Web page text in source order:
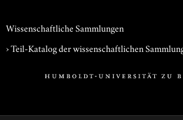
Wissenschaftliche Sammlungen
› Teil-Katalog der wissenschaftlichen